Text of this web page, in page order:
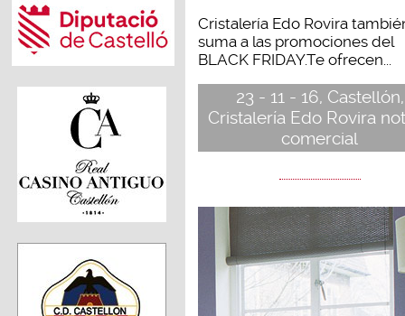
Cristalería Edo Rovira
suma a las promociones del
BLACK FRIDAY.Te ofrecen...
23 - 11 - 16, Castellón,
Cristalería Edo Rovira
comercial